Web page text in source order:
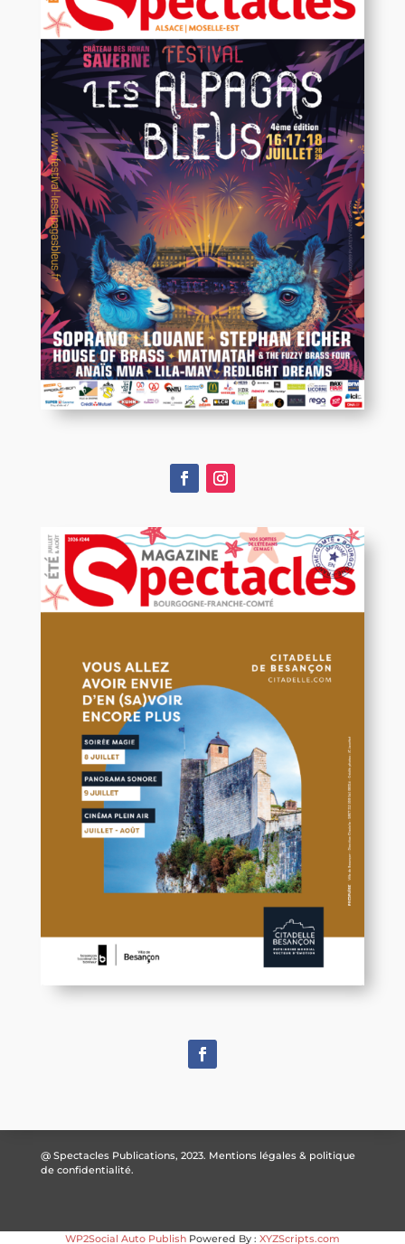
@ Spectacles Publications, 2023. Mentions légales & politique
de confidentialité.
WP2Social Auto Publish Powered By : XYZScripts.com